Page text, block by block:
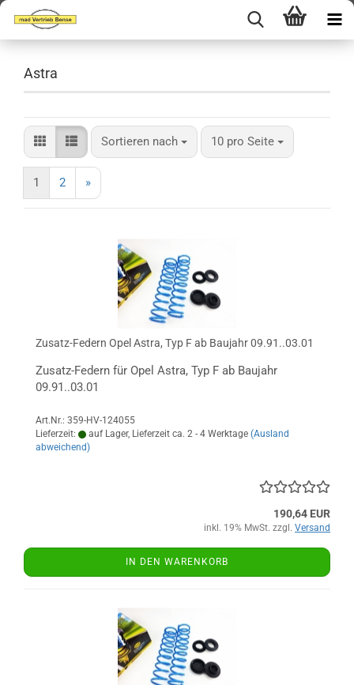
Astra
Sortieren nach
Sortieren nach 10 pro Seite
pro Seite
1 2 »
Zusatz-Federn Opel Astra, Typ F ab Baujahr 09.91..03.01
Zusatz-Federn für Opel Astra, Typ F ab Baujahr
09.91..03.01
Art.Nr.: 359-HV-124055
Lieferzeit:
auf Lager, Lieferzeit ca. 2 - 4 Werktage (Ausland
abweichend)
190,64 EUR
inkl. 19% MwSt. zzgl. Versand
IN DEN WARENKORB